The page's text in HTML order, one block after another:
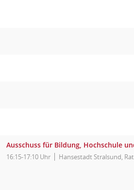
Ausschuss für Bildung, Hochschule
16:15-17:10 Uhr Hansestadt Stralsund,